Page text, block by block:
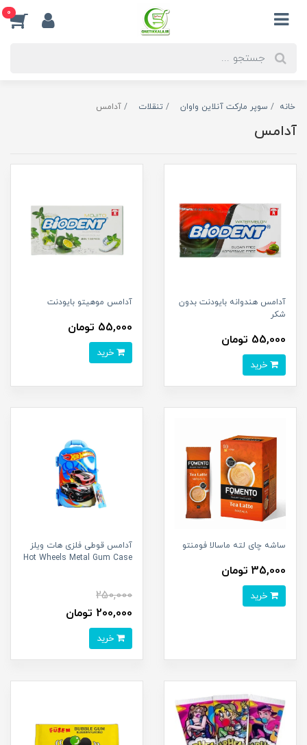
0
خانه سوپر مارکت آنلاین واوان تنقلات آدامس
آدامس
آدامس هندوانه بایودنت بدون
شکر
55,000 تومان
آدامس موهیتو بایودنت
55,000 تومان
ساشه چای لته ماسالا فومنتو
35,000 تومان
آدامس قوطی فلزی هات ویلز
Hot Wheels Metal Gum Case
250,000
200,000 تومان